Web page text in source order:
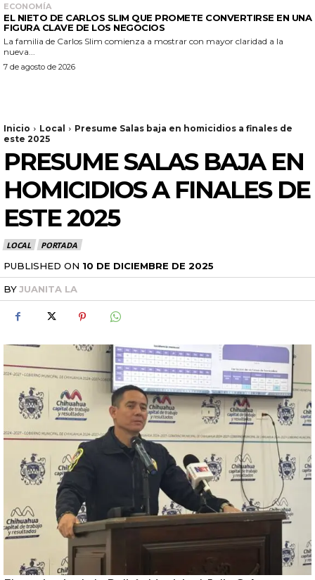
ECONOMÍA
EL NIETO DE CARLOS SLIM QUE PROMETE CONVERTIRSE EN UNA
FIGURA CLAVE DE LOS NEGOCIOS
La familia de Carlos Slim comienza a mostrar con mayor claridad a la
nueva...
7 de agosto de 2026